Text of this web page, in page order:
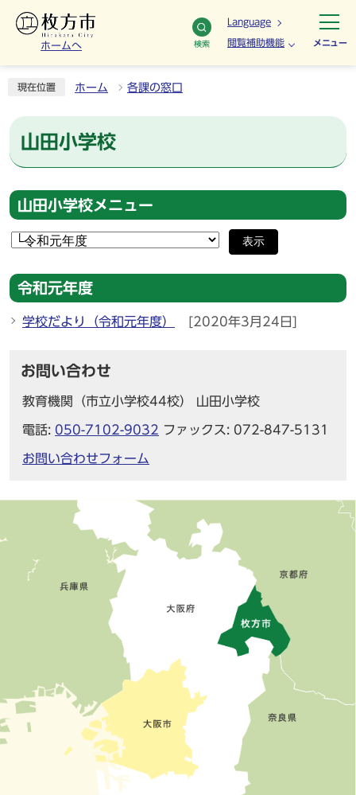
ホームへ 検索
Language
閲覧補助機能 メニュー
現在位置 ホーム 各課の窓口
山田小学校
山田小学校メニュー
表示
令和元年度
学校だより（令和元年度） [2020年3月24日]
お問い合わせ
教育機関（市立小学校44校） 山田小学校
電話: 050-7102-9032 ファックス: 072-847-5131
お問い合わせフォーム